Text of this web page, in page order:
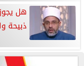
هل
ذبيحة